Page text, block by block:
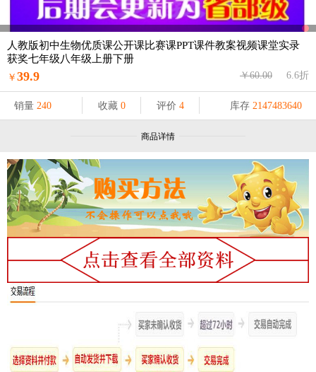
人教版初中生物优质课公开课比赛课PPT课件教案视频课堂实录
获奖七年级八年级上册下册
￥ 39.9 ￥60.00 6.6折
销量 240 收藏 0 评价 4 库存 2147483640
商品详情